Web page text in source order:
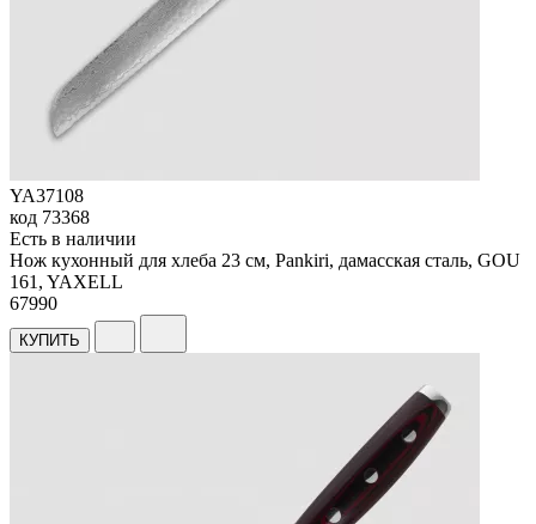
YA37108
код 73368
Есть в наличии
Нож кухонный для хлеба 23 см, Pankiri, дамасская сталь, GOU
161, YAXELL
67990
КУПИТЬ